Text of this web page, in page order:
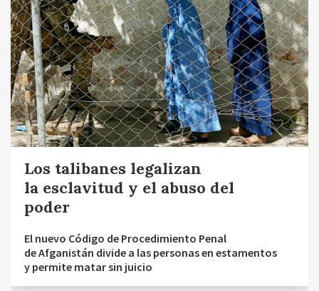
Los talibanes legalizan
la esclavitud y el abuso del
poder
El nuevo Código de Procedimiento Penal
de Afganistán divide a las personas en estamentos
y permite matar sin juicio